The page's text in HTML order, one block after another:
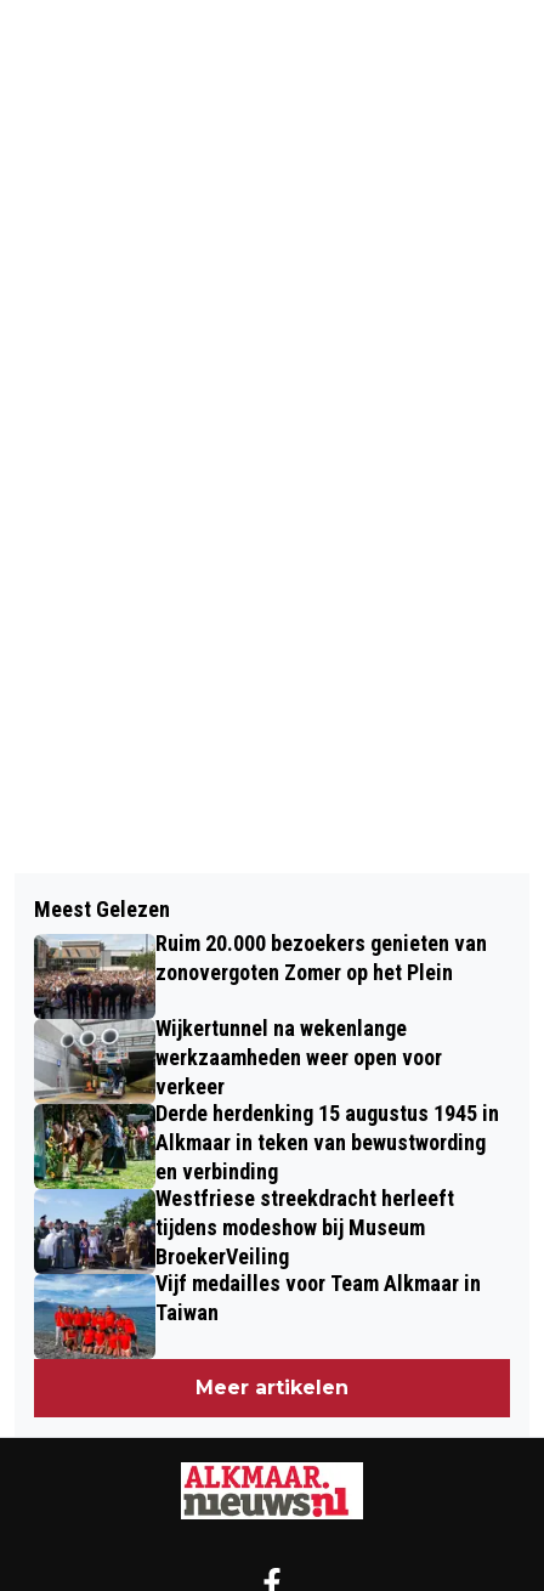
ALKMAARSE BROUWERIJ
MOERSLEUTEL BREIDT UIT – EN VIERT
9-JARIG BESTAAN IN DE BINNENSTAD
ALKMAAR BEKROOND MET VIER
TOERISTISCHE MICHELIN-STERREN
Meest Gelezen
Ruim 20.000 bezoekers genieten van
zonovergoten Zomer op het Plein
Wijkertunnel na wekenlange
werkzaamheden weer open voor
verkeer
Derde herdenking 15 augustus 1945 in
Alkmaar in teken van bewustwording
en verbinding
Westfriese streekdracht herleeft
tijdens modeshow bij Museum
BroekerVeiling
Vijf medailles voor Team Alkmaar in
Taiwan
Meer artikelen